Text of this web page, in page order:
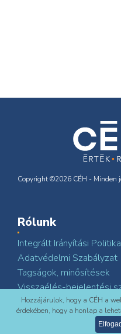
Hozzájárulok, hogy a CÉH a
érdekében, hogy a honlap a
Copyright ©2026 CÉH - Minden
Rólunk
Integrált Irányítási Politika
Adatvédelmi Szabályzat
Tagságok, minősítések
Visszaélés-bejelentési
Szoftverfejlesztő
Karrier